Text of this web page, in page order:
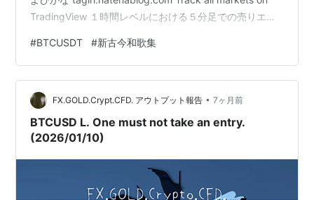
TradingView １時間レベルにおける５分足での売りエン
www.hfm.com hapitas.jp u294753618rr.hatenadiary.jp
————————————————————————
【ご紹介さ…
#BTCUSDT #新古今和歌集
FX.GOLD.Crypt.CFD. アウトプット報告 • 7ヶ月前
BTCUSD L. One must not take an entry.
(2026/01/10)